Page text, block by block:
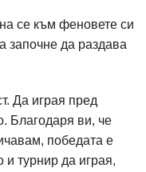
се към феновете си
започне да раздава
Да играя пред
Благодаря ви, че
победата е
турнир да играя,